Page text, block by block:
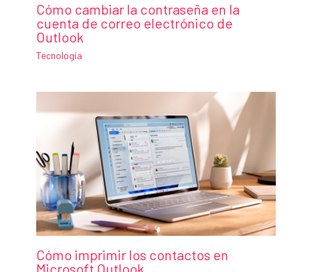
Cómo cambiar la contraseña en la
cuenta de correo electrónico de
Outlook
Tecnología
Cómo imprimir los contactos en
Microsoft Outlook